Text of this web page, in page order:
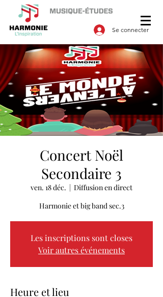
Se connecter
Concert Noël
Secondaire 3
ven. 18 déc.
  |
Diffusion en direct
Harmonie et big band sec.3
Les inscriptions sont closes
Voir autres événements
Heure et lieu